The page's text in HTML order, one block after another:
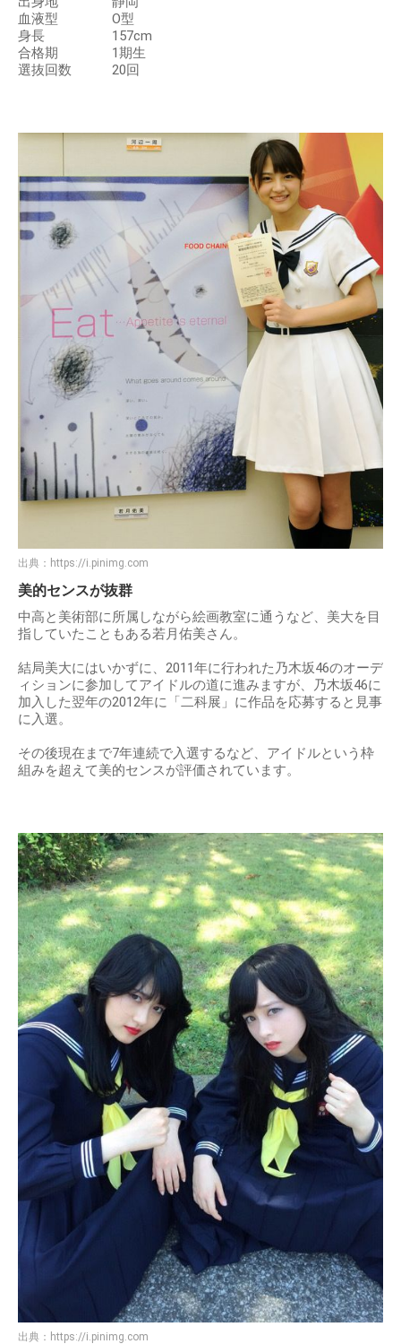
血液型 O型
身長 157cm
合格期 1期生
選抜回数 20回
出典： https://i.pinimg.com
美的センスが抜群
中高と美術部に所属しながら絵画教室に通うなど、美大を目
指していたこともある若月佑美さん。
結局美大にはいかずに、2011年に行われた乃木坂46のオーデ
ィションに参加してアイドルの道に進みますが、乃木坂46に
加入した翌年の2012年に「二科展」に作品を応募すると見事
に入選。
その後現在まで7年連続で入選するなど、アイドルという枠
組みを超えて美的センスが評価されています。
出典： https://i.pinimg.com